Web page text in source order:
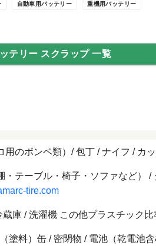
自動車用バッテリー 重機用バッテリー
テリー スクラップ 一覧
のボンベ類）/ 包丁 / ナイフ / カ
・テーブル・椅子・ソファなど）
tire.com
庫 / 洗濯機 この他プラスチック
塗料）缶 / 密閉物 / 電池（乾電池